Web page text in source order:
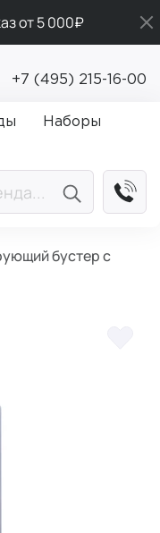
от 5 000₽
от 5 000₽
+7 (495) 215-16-00
Наборы
бустер с